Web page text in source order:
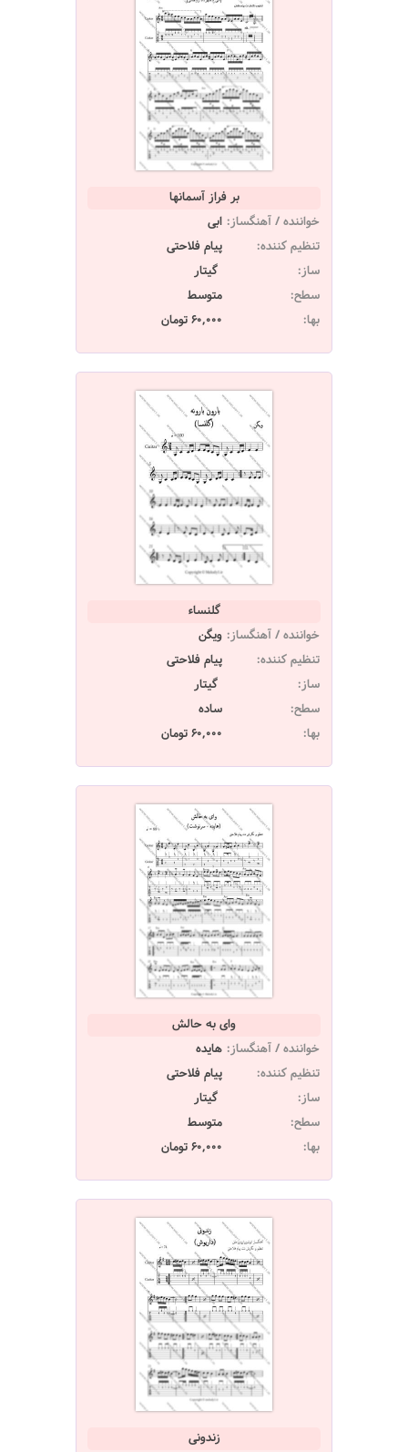
بر فراز آسمانها
خواننده / آهنگساز: ابی
تنظیم کننده:
پیام فلاحتی
ساز:
گیتار
سطح:
متوسط
بها:
60,000 تومان
گلنساء
خواننده / آهنگساز: ویگن
تنظیم کننده:
پیام فلاحتی
ساز:
گیتار
سطح:
ساده
بها:
60,000 تومان
وای به حالش
خواننده / آهنگساز: هایده
تنظیم کننده:
پیام فلاحتی
ساز:
گیتار
سطح:
متوسط
بها:
60,000 تومان
زندونی